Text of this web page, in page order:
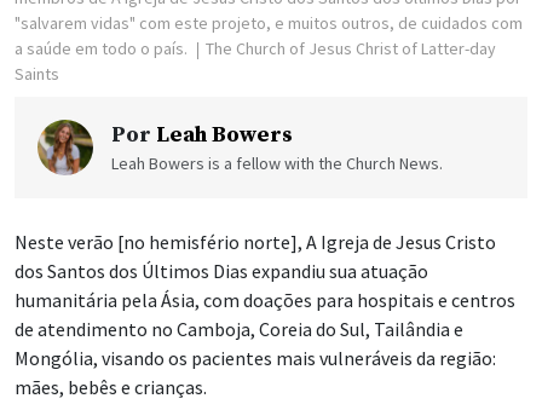
"salvarem vidas" com este projeto, e muitos outros, de cuidados com
a saúde em todo o país.
The Church of Jesus Christ of Latter-day
Saints
Por Leah Bowers
Leah Bowers is a fellow with the Church News.
Neste verão [no hemisfério norte], A Igreja de Jesus Cristo
dos Santos dos Últimos Dias expandiu sua atuação
humanitária pela Ásia, com doações para hospitais e centros
de atendimento no Camboja, Coreia do Sul, Tailândia e
Mongólia, visando os pacientes mais vulneráveis da região:
mães, bebês e crianças.